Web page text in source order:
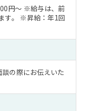
円～ ※給与は、前
す。 ※昇給：年1回
の際にお伝えいた